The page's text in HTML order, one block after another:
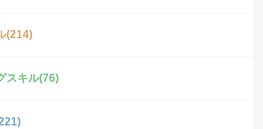
(214)
スキル(76)